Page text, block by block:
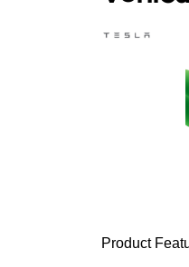
Product